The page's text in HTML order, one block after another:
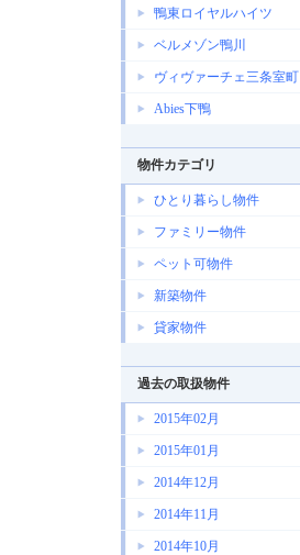
鴨東ロイヤルハイツ
ベルメゾン鴨川
ヴィヴァーチェ三条室町
Abies下鴨
物件カテゴリ
ひとり暮らし物件
ファミリー物件
ペット可物件
新築物件
貸家物件
過去の取扱物件
2015年02月
2015年01月
2014年12月
2014年11月
2014年10月